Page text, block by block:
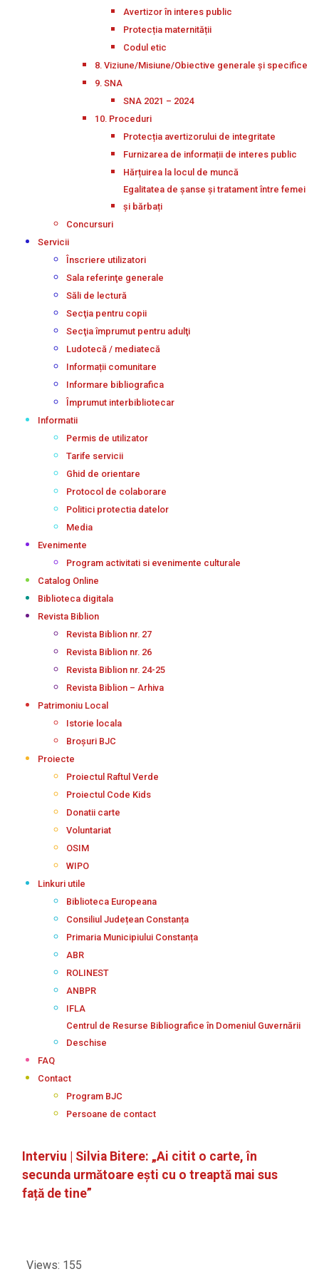
Avertizor în interes public
Protecția maternității
Codul etic
8. Viziune/Misiune/Obiective generale și specifice
9. SNA
SNA 2021 – 2024
10. Proceduri
Protecția avertizorului de integritate
Furnizarea de informații de interes public
Hărțuirea la locul de muncă
Egalitatea de șanse și tratament între femei
și bărbați
Concursuri
Servicii
Înscriere utilizatori
Sala referinţe generale
Săli de lectură
Secţia pentru copii
Secţia împrumut pentru adulţi
Ludotecă / mediatecă
Informații comunitare
Informare bibliografica
Împrumut interbibliotecar
Informatii
Permis de utilizator
Tarife servicii
Ghid de orientare
Protocol de colaborare
Politici protectia datelor
Media
Evenimente
Program activitati si evenimente culturale
Catalog Online
Biblioteca digitala
Revista Biblion
Revista Biblion nr. 27
Revista Biblion nr. 26
Revista Biblion nr. 24-25
Revista Biblion – Arhiva
Patrimoniu Local
Istorie locala
Broșuri BJC
Proiecte
Proiectul Raftul Verde
Proiectul Code Kids
Donatii carte
Voluntariat
OSIM
WIPO
Linkuri utile
Biblioteca Europeana
Consiliul Județean Constanța
Primaria Municipiului Constanța
ABR
ROLINEST
ANBPR
IFLA
Centrul de Resurse Bibliografice în Domeniul Guvernării
Deschise
FAQ
Contact
Program BJC
Persoane de contact
Interviu | Silvia Bitere: „Ai citit o carte, în
secunda următoare ești cu o treaptă mai sus
față de tine”
Views: 155